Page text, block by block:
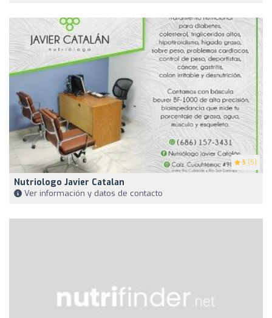
5 (5)
Nutriologo Javier Catalan
Ver información y datos de contacto